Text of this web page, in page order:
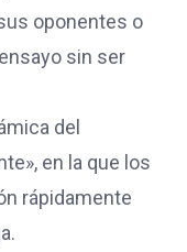
oponentes o
sin ser
del
en la que los
rápidamente